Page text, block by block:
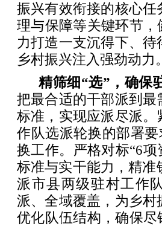
振兴有效衔接的核心
理与保障等关键环节
力打造一支沉得下、
乡村振兴注入强劲动力。
精筛细“选”，确保
把最合适的干部派到
标准，实现应派尽派
作队选派轮换的部署
换工作。严格对标“6
标准与实干能力，精准
派市县两级驻村工作
派、全域覆盖，为乡
优化队伍结构，确保